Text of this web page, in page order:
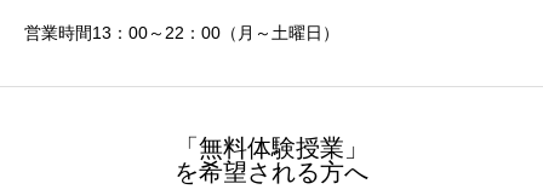
営業時間13：00～22：00（月～土曜日）
「無料体験授業」
を希望される方へ